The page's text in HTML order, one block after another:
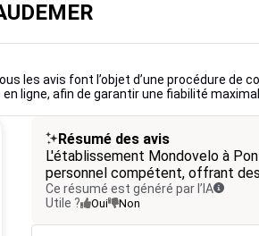
les avis font l’objet d’une procédure de
ligne, afin de garantir une fiabilité
Résumé des avis
L'établissement Mondovelo à
personnel compétent, offrant
Ce résumé est généré par l’IA
Utile ?
Oui Non